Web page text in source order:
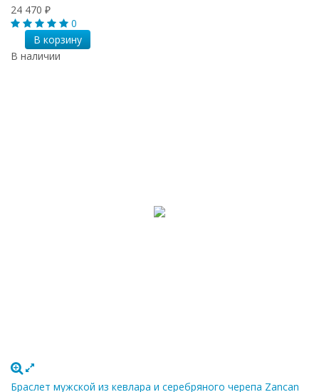
24 470 ₽
0
В корзину
В наличии
Браслет мужской из кевлара и серебряного черепа Zancan